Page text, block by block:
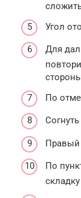
Угол
Для
По
Правый
По